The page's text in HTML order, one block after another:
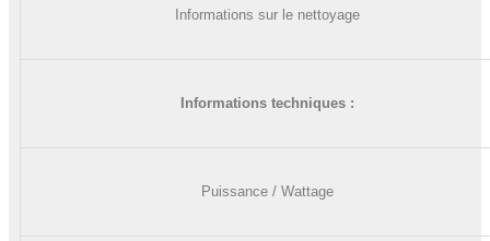
Informations sur le nettoyage
Informations techniques :
Puissance / Wattage